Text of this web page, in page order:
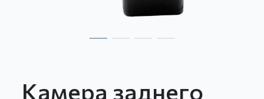
Камера заднего